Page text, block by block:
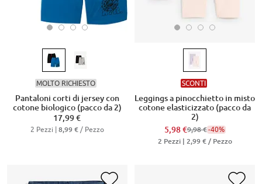
MOLTO RICHIESTO
Pantaloni corti di jersey con
cotone biologico (pacco da 2)
17,99 €
2 Pezzi | 8,99 €/ Pezzo
SCONTI
Leggings a pinocchietto in misto
cotone elasticizzato (pacco da
2)
5,98 €9,98 €-40%
2 Pezzi | 2,99 €/ Pezzo